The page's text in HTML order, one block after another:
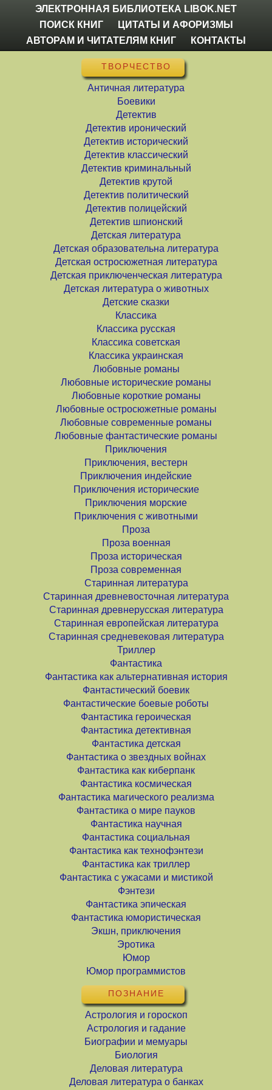
ЭЛЕКТРОННАЯ БИБЛИОТЕКА LIBOK.NET
ПОИСК КНИГ
ЦИТАТЫ И АФОРИЗМЫ
АВТОРАМ И ЧИТАТЕЛЯМ КНИГ
КОНТАКТЫ
ТВОРЧЕСТВО
Античная литература
Боевики
Детектив
Детектив иронический
Детектив исторический
Детектив классический
Детектив криминальный
Детектив крутой
Детектив политический
Детектив полицейский
Детектив шпионский
Детская литература
Детская образовательна литература
Детская остросюжетная литература
Детская приключенческая литература
Детская литература о животных
Детские сказки
Классика
Классика русская
Классика советская
Классика украинская
Любовные романы
Любовные исторические романы
Любовные короткие романы
Любовные остросюжетные романы
Любовные современные романы
Любовные фантастические романы
Приключения
Приключения, вестерн
Приключения индейские
Приключения исторические
Приключения морские
Приключения с животными
Проза
Проза военная
Проза историческая
Проза современная
Старинная литература
Старинная древневосточная литература
Старинная древнерусская литература
Старинная европейская литература
Старинная средневековая литература
Триллер
Фантастика
Фантастика как альтернативная история
Фантастический боевик
Фантастические боевые роботы
Фантастика героическая
Фантастика детективная
Фантастика детская
Фантастика о звездных войнах
Фантастика как киберпанк
Фантастика космическая
Фантастика магического реализма
Фантастика о мире пауков
Фантастика научная
Фантастика социальная
Фантастика как технофэнтези
Фантастика как триллер
Фантастика с ужасами и мистикой
Фэнтези
Фантастика эпическая
Фантастика юмористическая
Экшн, приключения
Эротика
Юмор
Юмор программистов
ПОЗНАНИЕ
Астрология и гороскоп
Астрология и гадание
Биографии и мемуары
Биология
Деловая литература
Деловая литература о банках